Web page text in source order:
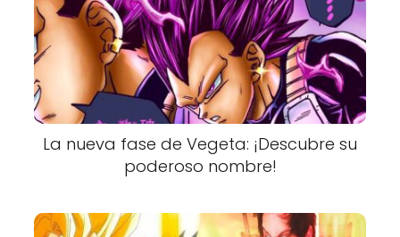
La nueva fase de Vegeta: ¡Descubre su
poderoso nombre!